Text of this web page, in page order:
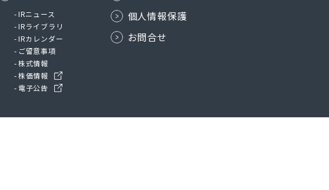
IRニュース
IRライブラリ
IRカレンダー
ご留意事項
株式情報
株価情報
電子公告
個人情報保護
お問合せ